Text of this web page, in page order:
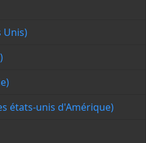
Unis)
états-unis d'Amérique)